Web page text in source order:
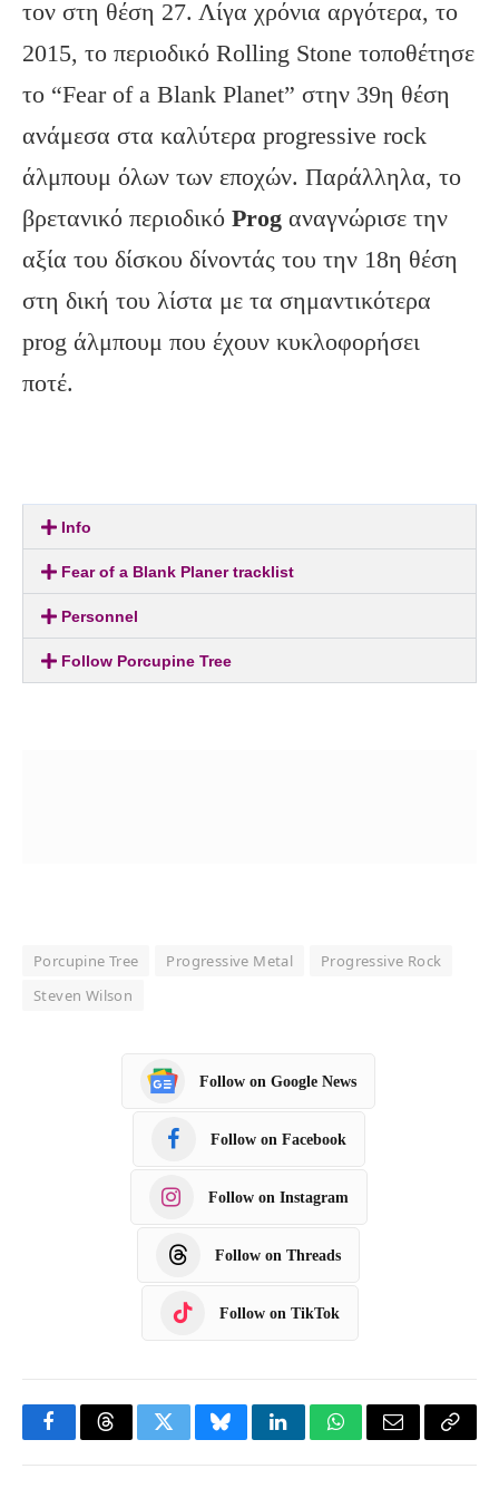
τον στη θέση 27. Λίγα χρόνια αργότερα, το
2015, το περιοδικό Rolling Stone τοποθέτησε
το “Fear of a Blank Planet” στην 39η θέση
ανάμεσα στα καλύτερα progressive rock
άλμπουμ όλων των εποχών. Παράλληλα, το
βρετανικό περιοδικό Prog αναγνώρισε την
αξία του δίσκου δίνοντάς του την 18η θέση
στη δική του λίστα με τα σημαντικότερα
prog άλμπουμ που έχουν κυκλοφορήσει
ποτέ.
Info
Fear of a Blank Planer tracklist
Personnel
Follow Porcupine Tree
Porcupine Tree Progressive Metal
Progressive Rock
Steven Wilson
Follow on Google News
Follow on Facebook
Follow on Instagram
Follow on Threads
Follow on TikTok
F
T
T
B
L
W
E
C